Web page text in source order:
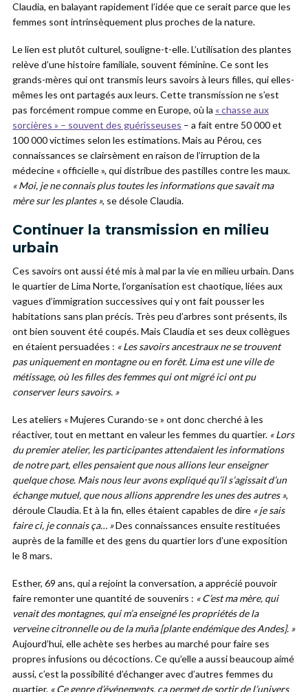
Claudia, en balayant rapidement l’idée que ce serait parce que les
femmes sont intrinsèquement plus proches de la nature.
Le lien est plutôt culturel, souligne-t-elle. L’utilisation des plantes
relève d’une histoire familiale, souvent féminine. Ce sont les
grands-mères qui ont transmis leurs savoirs à leurs filles, qui elles-
mêmes les ont partagés aux leurs. Cette transmission ne s’est
pas forcément rompue comme en Europe, où la « chasse aux
sorcières » – souvent des guérisseuses – a fait entre 50 000 et
100 000 victimes selon les estimations. Mais au Pérou, ces
connaissances se clairsèment en raison de l’irruption de la
médecine « officielle », qui distribue des pastilles contre les maux.
« Moi, je ne connais plus toutes les informations que savait ma
mère sur les plantes », se désole Claudia.
Continuer la transmission en milieu
urbain
Ces savoirs ont aussi été mis à mal par la vie en milieu urbain. Dans
le quartier de Lima Norte, l’organisation est chaotique, liées aux
vagues d’immigration successives qui y ont fait pousser les
habitations sans plan précis. Très peu d’arbres sont présents, ils
ont bien souvent été coupés. Mais Claudia et ses deux collègues
en étaient persuadées : « Les savoirs ancestraux ne se trouvent
pas uniquement en montagne ou en forêt. Lima est une ville de
métissage, où les filles des femmes qui ont migré ici ont pu
conserver leurs savoirs. »
Les ateliers « Mujeres Curando-se » ont donc cherché à les
réactiver, tout en mettant en valeur les femmes du quartier. « Lors
du premier atelier, les participantes attendaient les informations
de notre part, elles pensaient que nous allions leur enseigner
quelque chose. Mais nous leur avons expliqué qu’il s’agissait d’un
échange mutuel, que nous allions apprendre les unes des autres »,
déroule Claudia. Et à la fin, elles étaient capables de dire « je sais
faire ci, je connais ça… »Des connaissances ensuite restituées
auprès de la famille et des gens du quartier lors d’une exposition
le 8 mars.
Esther, 69 ans, qui a rejoint la conversation, a apprécié pouvoir
faire remonter une quantité de souvenirs : « C’est ma mère, qui
venait des montagnes, qui m’a enseigné les propriétés de la
verveine citronnelle ou de la muña [plante endémique des Andes]. »
Aujourd’hui, elle achète ses herbes au marché pour faire ses
propres infusions ou décoctions. Ce qu’elle a aussi beaucoup aimé
aussi, c’est la possibilité d’échanger avec d’autres femmes du
quartier. « Ce genre d’événements, ça permet de sortir de l’univers